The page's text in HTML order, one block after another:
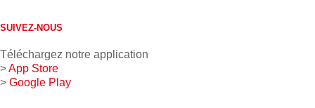
SUIVEZ-NOUS
Téléchargez notre application
>App Store
> Google Play